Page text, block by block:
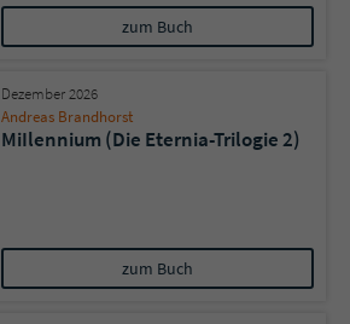
zum Buch
Dezember 2026
Andreas Brandhorst
MiIlennium (Die Eternia-Trilogie 2)
zum Buch